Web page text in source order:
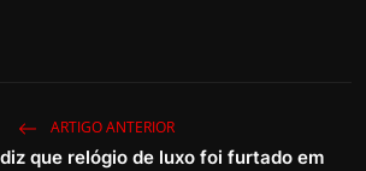
ARTIGO ANTERIOR
que relógio de luxo foi furtado em